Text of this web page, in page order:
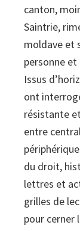
canton,
Saintrie,
moldave et
personne
Issus
ont
résistante
entre
du droit,
lettres et
grilles de
pour cerner